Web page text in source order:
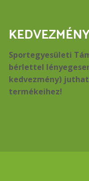
Sportegyesületi
bérlettel
kedvezmény)
termékeihez!